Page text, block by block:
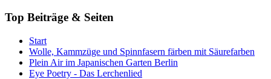
Top Beiträge & Seiten
Start
Wolle, Kammzüge und Spinnfasern färben mit Säurefarben
Plein Air im Japanischen Garten Berlin
Eye Poetry - Das Lerchenlied